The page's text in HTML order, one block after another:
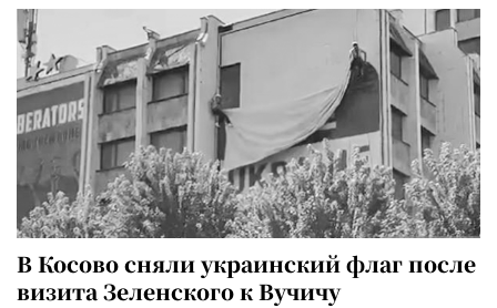
В Косово сняли украинский флаг после
визита Зеленского к Вучичу